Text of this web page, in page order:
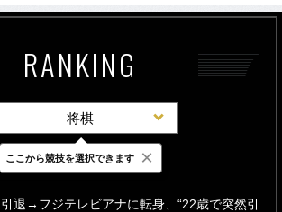
RANKING
将棋
最新 24時間 週間
引退→フジテレビアナに転身、“22歳で突然引
ここから競技を選択できます ×